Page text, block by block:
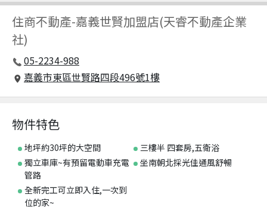
住商不動產-嘉義世賢加盟店(天睿不動產企業
社)
05-2234-988
嘉義市東區世賢路四段496號1樓
物件特色
地坪約30坪的大空間
三樓半 四套房,五衛浴
獨立車庫~有預留電動車充電
管路
坐南朝北採光佳通風舒暢
全新完工可立即入住,一次到
位的家~